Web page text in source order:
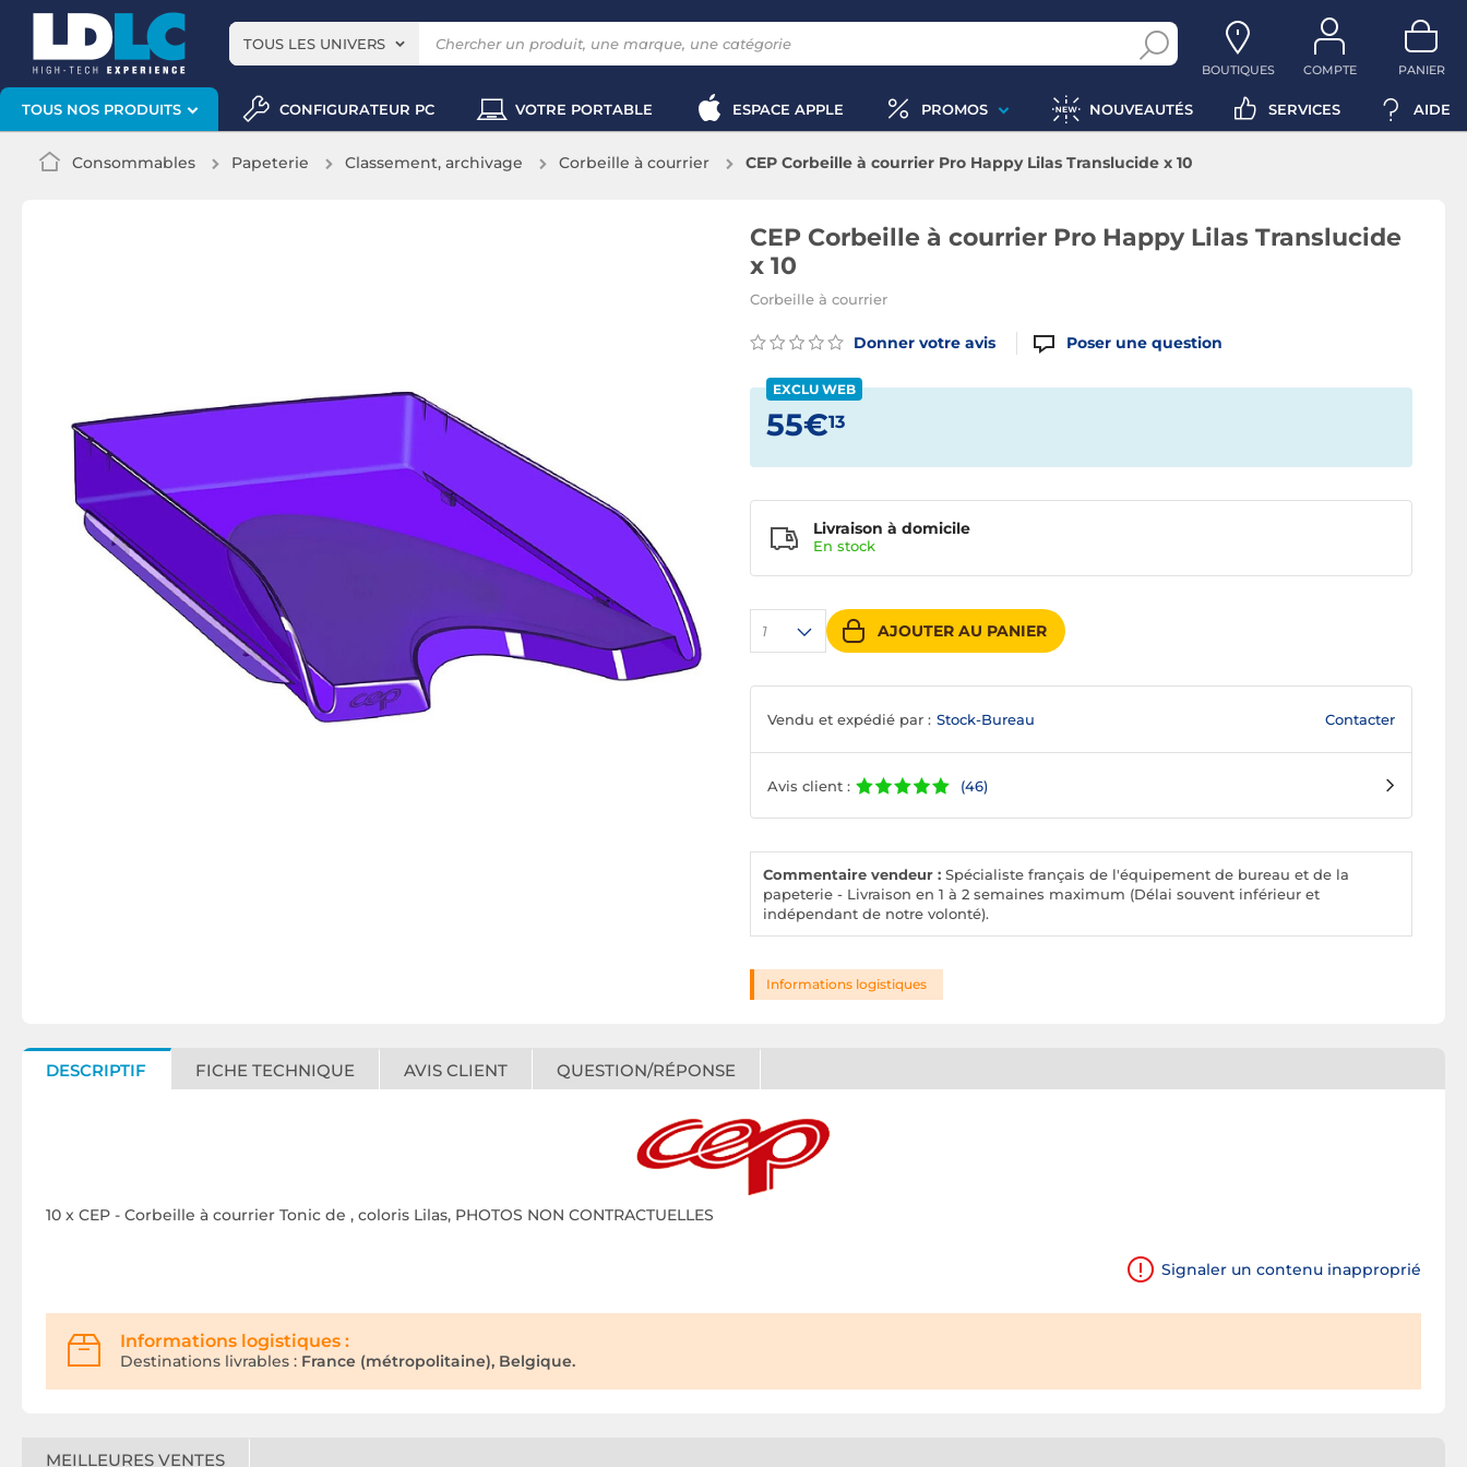
TOUS LES UNIVERS
BOUTIQUES COMPTE PANIER
TOUS NOS PRODUITS CONFIGURATEUR PC VOTRE PORTABLE ESPACE APPLE PROMOS NOUVEAUTÉS SERVICES AIDE
Consommables Papeterie Classement, archivage Corbeille à courrier CEP Corbeille à courrier Pro Happy Lilas Translucide x 10
CEP Corbeille à courrier Pro Happy Lilas Translucide
x 10
Corbeille à courrier
Donner votre avis Poser une question
EXCLU WEB
55€13
1 AJOUTER AU PANIER
Livraison à domicile
En stock
Vendu et expédié par : Stock-Bureau Contacter
Avis client : (46)
Commentaire vendeur : Spécialiste français de l'équipement de bureau et de la
papeterie - Livraison en 1 à 2 semaines maximum (Délai souvent inférieur et
indépendant de notre volonté).
Informations logistiques
DESCRIPTIF FICHE TECHNIQUE AVIS CLIENT QUESTION/RÉPONSE
10 x CEP - Corbeille à courrier Tonic de , coloris Lilas, PHOTOS NON CONTRACTUELLES
Signaler un contenu inapproprié
Informations logistiques :
Destinations livrables : France (métropolitaine), Belgique.
MEILLEURES VENTES